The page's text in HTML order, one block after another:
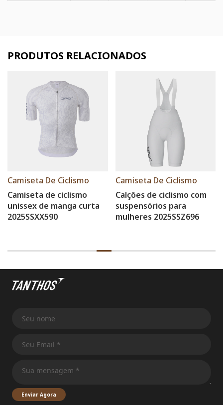
PRODUTOS RELACIONADOS
Camiseta De Ciclismo
Camiseta de ciclismo
unissex de manga curta
2025SSXX590
Camiseta De Ciclismo
Calções de ciclismo com
suspensórios para
mulheres 2025SSZ696
Enviar Agora